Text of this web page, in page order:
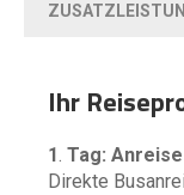
Ihr
1. Tag:
Direkte